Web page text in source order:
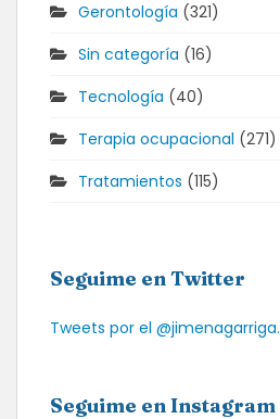
Gerontología (321)
Sin categoría (16)
Tecnología (40)
Terapia ocupacional (271)
Tratamientos (115)
Seguime en Twitter
Tweets por el @jimenagarriga.
Seguime en Instagram